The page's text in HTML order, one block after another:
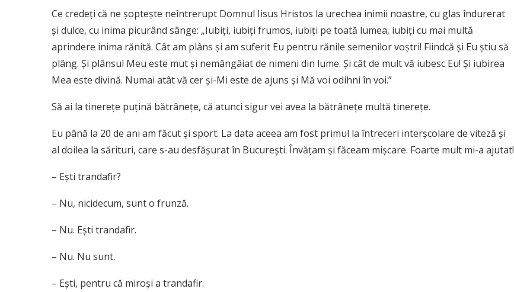
Ce credeţi că ne şopteşte neîntrerupt Domnul Iisus Hristos la urechea inimii noastre, cu glas îndurerat
şi dulce, cu inima picurând sânge: „Iubiţi, iubiţi frumos, iubiţi pe toată lumea, iubiţi cu mai multă
aprindere inima rănită. Cât am plâns şi am suferit Eu pentru rănile semenilor voştri! Fiindcă şi Eu ştiu să
plâng. Şi plânsul Meu este mut şi nemângâiat de nimeni din lume. Şi cât de mult vă iubesc Eu! Şi iubirea
Mea este divină. Numai atât vă cer şi-Mi este de ajuns şi Mă voi odihni în voi.”
Să ai la tinereţe puţină bătrâneţe, că atunci sigur vei avea la bătrâneţe multă tinereţe.
Eu până la 20 de ani am făcut şi sport. La data aceea am fost primul la întreceri interşcolare de viteză şi
al doilea la sărituri, care s-au desfăşurat în Bucureşti. Învăţam şi făceam mişcare. Foarte mult mi-a ajutat!
– Eşti trandafir?
– Nu, nicidecum, sunt o frunză.
– Nu. Eşti trandafir.
– Nu. Nu sunt.
– Eşti, pentru că miroşi a trandafir.